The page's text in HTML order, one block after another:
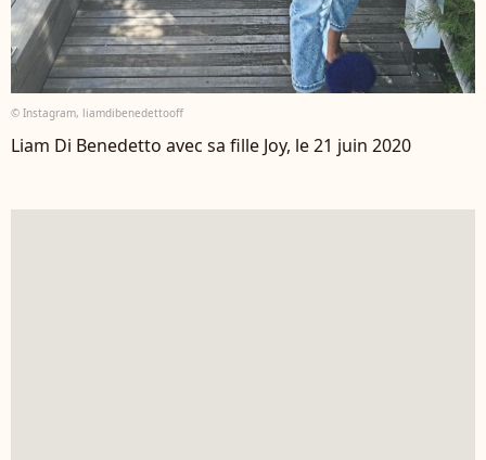
© Instagram, liamdibenedettooff
Liam Di Benedetto avec sa fille Joy, le 21 juin 2020